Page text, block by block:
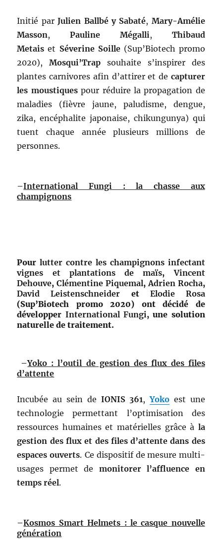
Initié parJulien Ballbé y Sabaté, Mary-Amélie
Masson,Pauline Mégalli , Thibaud
Metais et Séverine Soille(Sup’Biotech promo
2020),Mosqui’Trap souhaite s’inspirer des
plantes carnivores afin d’attirer et de capturer
les moustiquespour réduire la propagation de
maladies (fièvre jaune, paludisme, dengue,
zika, encéphalite japonaise, chikungunya) qui
tuent chaque année plusieurs millions de
personnes.
–International Fungi : la chasse aux
champignons
Pourlutter contre les champignons infectant
vignes et plantations de maïs,Vincent
Dehouve,Clémentine Piquemal, Adrien Rocha,
David
Leistenschneider et Elodie
Rosa
(Sup’Biotech promo 2020) ont décidé de
développer International Fungi, une solution
naturelle de traitement.
–Yoko : l’outil de gestion des flux des files
d’attente
Incubée au sein de IONIS 361,Yoko est une
technologie permettant l’optimisation des
ressources humaines et matérielles grâce à la
gestion des flux et des files d’attente dans des
espaces ouverts. Ce dispositif de mesure multi-
usages permet de monitorer l’affluence en
temps réel.
–Kosmos Smart Helmets : le casque nouvelle
génération